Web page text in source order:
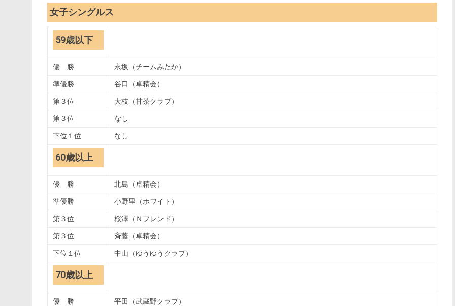
女子シングルス
59歳以下
優 勝 永坂（チームみたか）
準優勝 谷口（卓精会）
第３位 大枝（甘茶クラブ）
第３位 なし
下位１位 なし
60歳以上
優 勝 北島（卓精会）
準優勝 小野里（ホワイト）
第３位 桜澤（Ｎフレンド）
第３位 斉藤（卓精会）
下位１位 中山（ゆうゆうクラブ）
70歳以上
優 勝 平田（武蔵野クラブ）